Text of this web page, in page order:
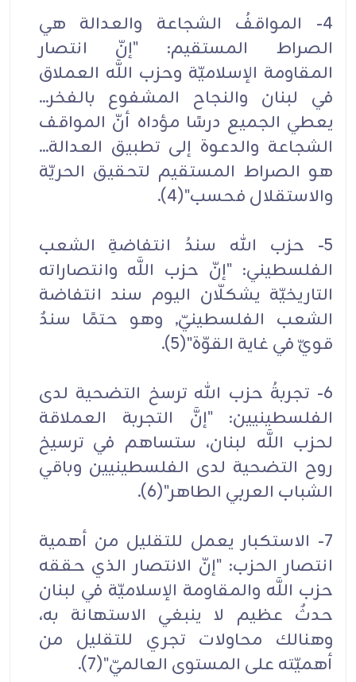
4- المواقفُ الشجاعة والعدالة هي
الصراط المستقيم: "إنّ انتصار
المقاومة الإسلاميّة وحزب اللَّه العملاق
في لبنان والنجاح المشفوع بالفخر...
يعطي الجميع درسًا مؤداه أنّ المواقف
الشجاعة والدعوة إلى تطبيق العدالة...
هو الصراط المستقيم لتحقيق الحريّة
والاستقلال فحسب"(4).
5- حزب الله سندُ انتفاضةِ الشعب
الفلسطيني: "إنّ حزب اللَّه وانتصاراته
التاريخيّة يشكلّان اليوم سند انتفاضة
الشعب الفلسطينيّ, وهو حتمًا سندٌ
قويّ في غاية القوّة"(5).
6- تجربةُ حزب الله ترسخ التضحية لدى
الفلسطينيين: "إنَّ التجربة العملاقة
لحزب اللَّه لبنان، ستساهم في ترسيخ
روح التضحية لدى الفلسطينيين وباقي
الشباب العربي الطاهر"(6).
7- الاستكبار يعمل للتقليل من أهمية
انتصار الحزب: "إنّ الانتصار الذي حققه
حزب اللَّه والمقاومة الإسلاميّة في لبنان
حدثٌ عظيم لا ينبغي الاستهانة به،
وهنالك محاولات تجري للتقليل من
أهميّته على المستوى العالميّ"(7).